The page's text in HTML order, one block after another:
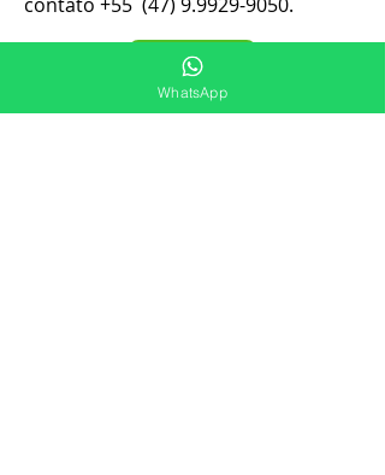
CONTATO
WhatsApp